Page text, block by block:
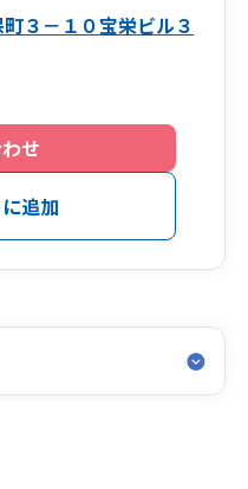
３－１０宝栄ビル３
せ
追加